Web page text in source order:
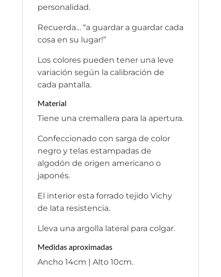
personalidad.
Recuerda… “a guardar a guardar cada
cosa en su lugar!”
Los colores pueden tener una leve
variación según la calibración de
cada pantalla.
Material
Tiene una cremallera para la apertura.
Confeccionado con sarga de color
negro y telas estampadas de
algodón de origen americano o
japonés.
El interior esta forrado tejido Vichy
de lata resistencia.
Lleva una argolla lateral para colgar.
Medidas aproximadas
Ancho 14cm | Alto 10cm.